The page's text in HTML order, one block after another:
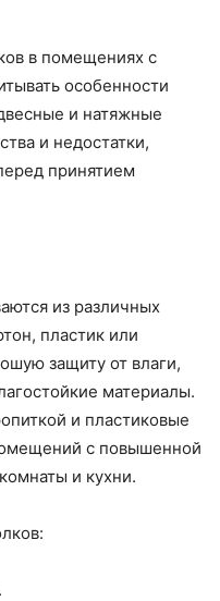
в помещениях с
особенности
и натяжные
и недостатки,
принятием
из различных
пластик или
защиту от влаги,
материалы.
и пластиковые
с повышенной
и кухни.